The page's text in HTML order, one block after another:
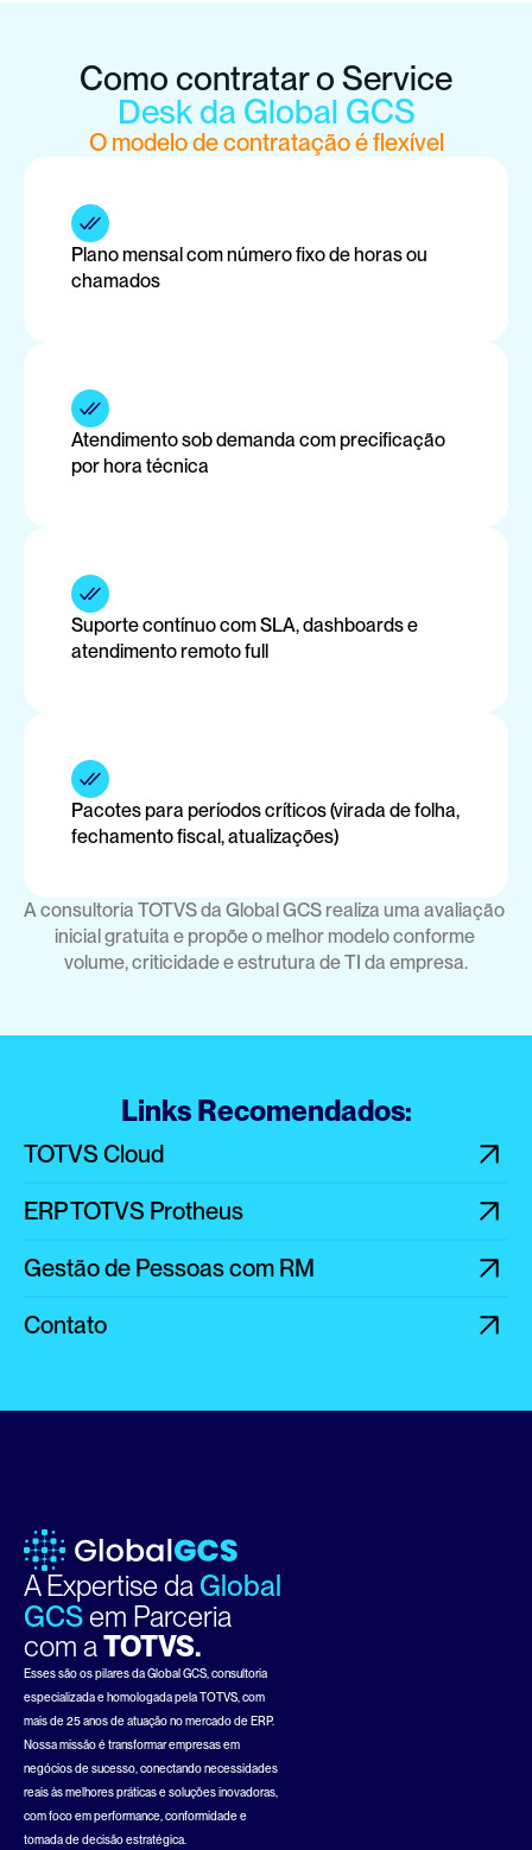
Como contratar o Service
Desk da Global GCS
O modelo de contratação é flexível
Plano mensal com número fixo de horas ou
chamados
Atendimento sob demanda com precificação
por hora técnica
Suporte contínuo com SLA, dashboards e
atendimento remoto full
Pacotes para períodos críticos (virada de folha,
fechamento fiscal, atualizações)
A consultoria TOTVS da Global GCS realiza uma avaliação
inicial gratuita e propõe o melhor modelo conforme
volume, criticidade e estrutura de TI da empresa.
Links Recomendados:
TOTVS Cloud
ERP TOTVS Protheus
Gestão de Pessoas com RM
Contato
A Expertise da Global
GCSem Parceria
com a TOTVS.
Esses são os pilares da Global GCS, consultoria
especializada e homologada pela TOTVS, com
mais de 25 anos de atuação no mercado de ERP.
Nossa missão é transformar empresas em
negócios de sucesso, conectando necessidades
reais às melhores práticas e soluções inovadoras,
com foco em performance, conformidade e
tomada de decisão estratégica.